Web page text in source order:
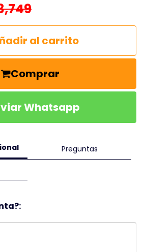
al carrito
Comprar
Whatsapp
Preguntas